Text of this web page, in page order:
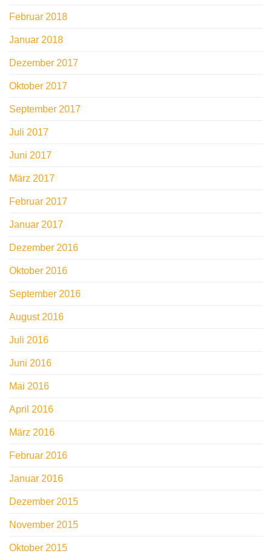
Februar 2018
Januar 2018
Dezember 2017
Oktober 2017
September 2017
Juli 2017
Juni 2017
März 2017
Februar 2017
Januar 2017
Dezember 2016
Oktober 2016
September 2016
August 2016
Juli 2016
Juni 2016
Mai 2016
April 2016
März 2016
Februar 2016
Januar 2016
Dezember 2015
November 2015
Oktober 2015